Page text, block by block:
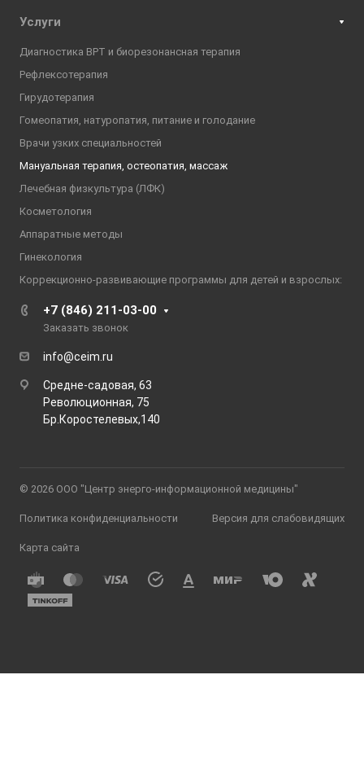
Услуги
Диагностика ВРТ и биорезонансная терапия
Рефлексотерапия
Гирудотерапия
Гомеопатия, натуропатия, питание и голодание
Врачи узких специальностей
Мануальная терапия, остеопатия, массаж
Лечебная физкультура (ЛФК)
Косметология
Аппаратные методы
Гинекология
Коррекционно-развивающие программы для детей и взрослых:
+7 (846) 211-03-00
Заказать звонок
info@ceim.ru
Средне-садовая, 63
Революционная, 75
Бр.Коростелевых,140
© 2026 ООО "Центр энерго-информационной медицины"
Политика конфиденциальности Версия для слабовидящих
Карта сайта